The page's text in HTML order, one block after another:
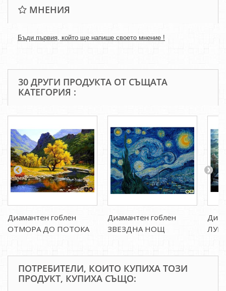
МНЕНИЯ
Бъди първия, който ще напише своето мнение !
30 ДРУГИ ПРОДУКТА ОТ СЪЩАТА
КАТЕГОРИЯ :
Диамантен гоблен
ОТМОРА ДО ПОТОКА
Диамантен гоблен
ЗВЕЗДНА НОЩ
ПОТРЕБИТЕЛИ, КОИТО КУПИХА ТОЗИ
ПРОДУКТ, КУПИХА СЪЩО: